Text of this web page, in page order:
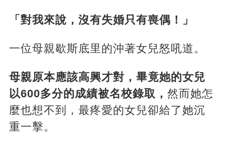
「對我來說，沒有失婚只有喪偶！」
一位母親歇斯底里的沖著女兒怒吼道。
母親原本應該高興才對，畢竟她的女兒
以600多分的成績被名校錄取， 然而她怎
麼也想不到，最疼愛的女兒卻給了她沉
重一擊。